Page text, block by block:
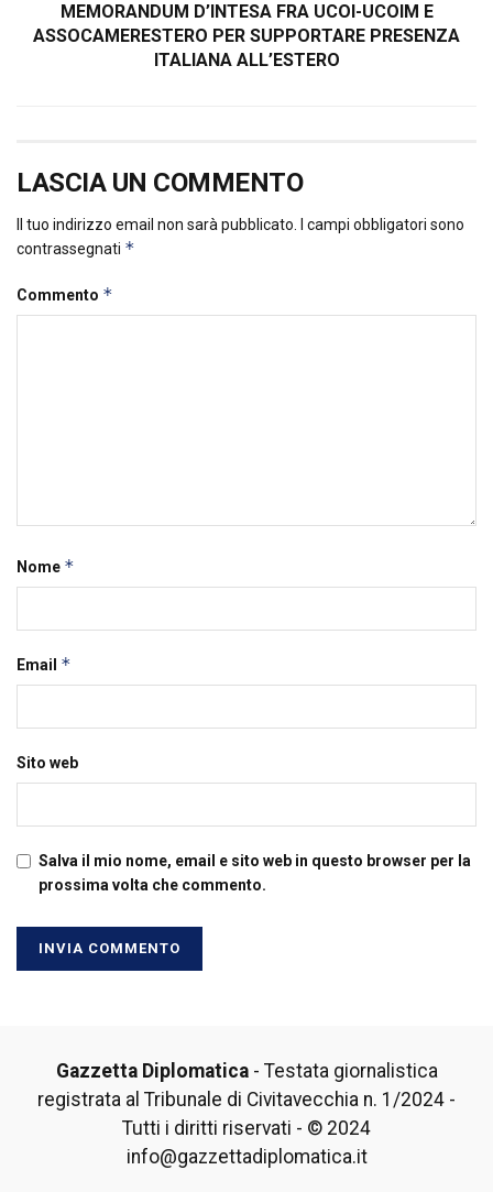
MEMORANDUM D’INTESA FRA UCOI-UCOIM E
ASSOCAMERESTERO PER SUPPORTARE PRESENZA
ITALIANA ALL’ESTERO
LASCIA UN COMMENTO
Il tuo indirizzo email non sarà pubblicato.
I campi obbligatori sono
contrassegnati *
Commento *
Nome *
Email *
Sito web
Salva il mio nome, email e sito web in questo browser per la
prossima volta che commento.
Gazzetta Diplomatica- Testata giornalistica
registrata al Tribunale di Civitavecchia n. 1/2024 -
Tutti i diritti riservati - © 2024
info@gazzettadiplomatica.it